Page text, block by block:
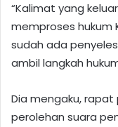
“Kalimat yang
memproses hukum
sudah ada
ambil langkah
Dia mengaku,
perolehan suara